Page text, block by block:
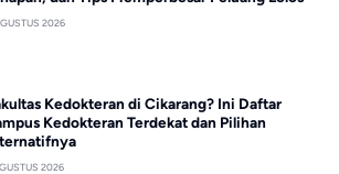
2026
Kedokteran di Cikarang? Ini Daftar
Kedokteran Terdekat dan Pilihan
2026